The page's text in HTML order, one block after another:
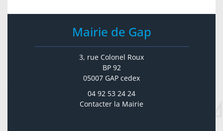
Mairie de Gap
3, rue Colonel Roux
BP 92
05007 GAP cedex
04 92 53 24 24
Contacter la Mairie